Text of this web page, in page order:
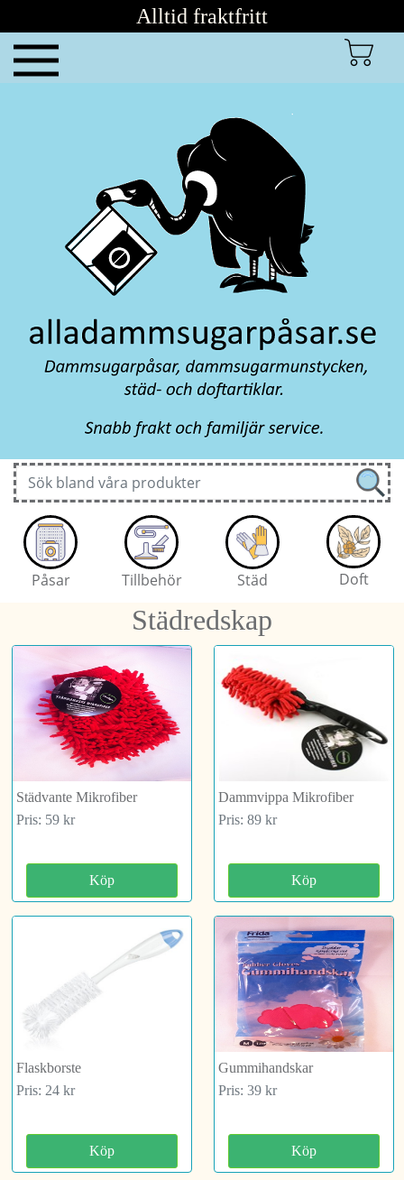
Alltid fraktfritt
Påsar Tillbehör Städ Doft
Städredskap
Städvante Mikrofiber
Pris: 59 kr
Köp
Dammvippa Mikrofiber
Pris: 89 kr
Köp
Flaskborste
Pris: 24 kr
Köp
Gummihandskar
Pris: 39 kr
Köp